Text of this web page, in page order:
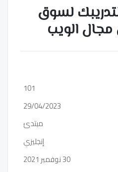
لسوق
الويب
101
29/04/2023
مبتدئ
إنجليزي
30 نوفمبر 2021